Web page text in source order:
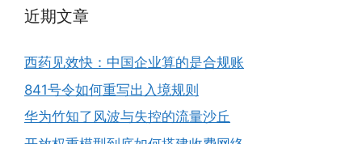
近期文章
西药见效快：中国企业算的是合规账
841号令如何重写出入境规则
华为竹知了风波与失控的流量沙丘